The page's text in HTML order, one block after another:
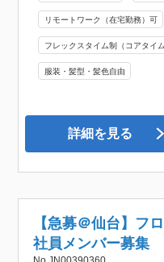
リモートワーク（在宅勤務）可
フレックスタイム制（コアタイム
服装・髪型・髪色自由
詳細を見る
【急募＠仙台】フ
社員メンバー募集